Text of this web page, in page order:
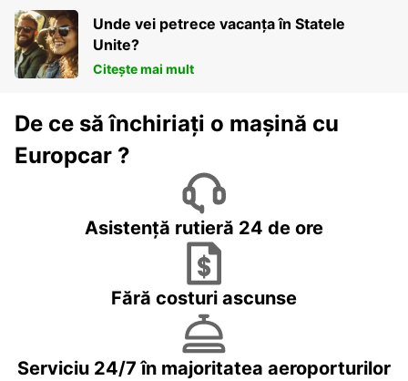
Unde vei petrece vacanța în Statele
Unite?
Citește mai mult
De ce să închiriați o mașină cu
Europcar ?
Asistență rutieră 24 de ore
Fără costuri ascunse
Serviciu 24/7 în majoritatea aeroporturilor